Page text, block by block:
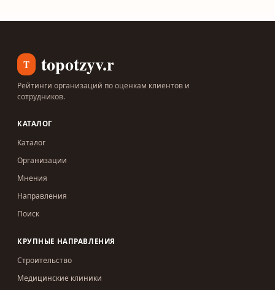
T topotzyv.ru
Рейтинги организаций по оценкам клиентов и
сотрудников.
КАТАЛОГ
Каталог
Организации
Мнения
Направления
Поиск
КРУПНЫЕ НАПРАВЛЕНИЯ
Строительство
Медицинские клиники